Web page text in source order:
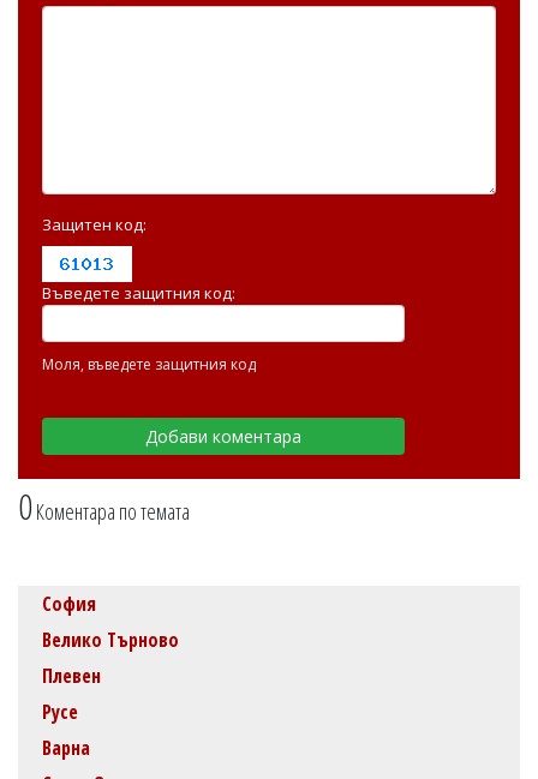
0Коментара по темата
Защитен код:
Въведете защитния код:
Моля, въведете защитния код
София
Велико Търново
Плевен
Русе
Варна